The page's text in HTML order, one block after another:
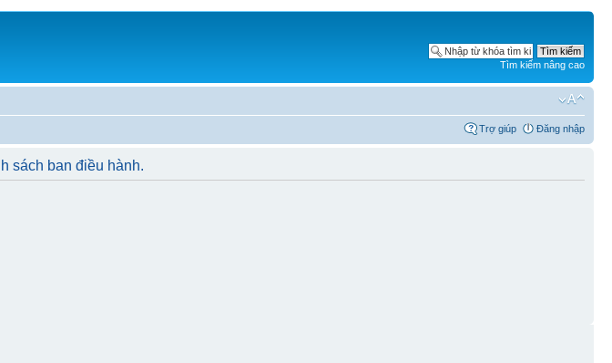
Tìm kiếm nâng cao
Trợ giúp Đăng nhập
sách ban điều hành.